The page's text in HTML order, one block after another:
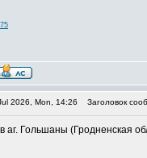
2026, Mon, 14:26 Заголовок
аг. Гольшаны (Гродненская